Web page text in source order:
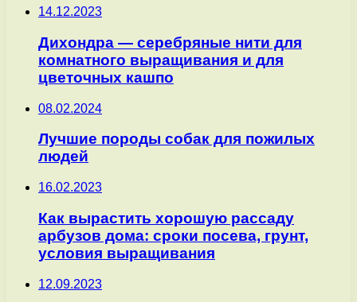
14.12.2023
Дихондра — серебряные нити для
комнатного выращивания и для
цветочных кашпо
08.02.2024
Лучшие породы собак для пожилых
людей
16.02.2023
Как вырастить хорошую рассаду
арбузов дома: сроки посева, грунт,
условия выращивания
12.09.2023